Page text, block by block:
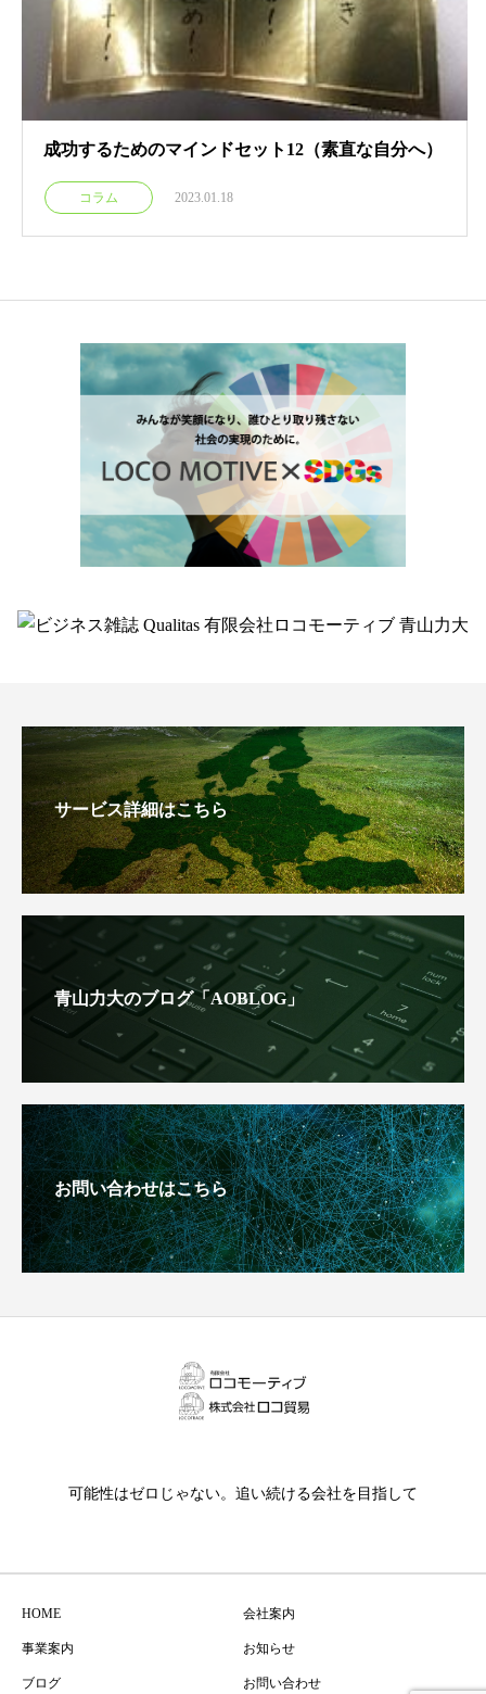
成功するためのマインドセット12（素直な自分へ）
コラム 2023.01.18
サービス詳細はこちら
青山力大のブログ「AOBLOG」
お問い合わせはこちら
可能性はゼロじゃない。追い続ける会社を目指して
HOME 会社案内
事業案内 お知らせ
ブログ お問い合わせ